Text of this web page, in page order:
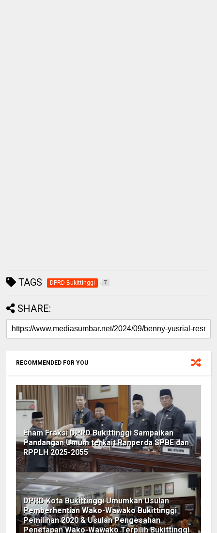
TAGS DPRD Bukittinggi 7
SHARE:
RECOMMENDED FOR YOU
Enam Fraksi DPRD Bukittinggi Sampaikan
Pandangan Umum terkait Ranperda SPBE dan
RPPLH 2025-2055
DPRD Kota Bukittinggi Umumkan Usulan
Pemberhentian Wako-Wawako Bukittinggi
Pemilihan 2020 & Usulan Pengesahan
Penetapan Wako-Wawako Terpilih Bukittinggi